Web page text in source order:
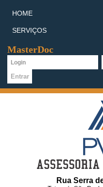
HOME
SERVIÇOS
MasterDoc
Rua Serra